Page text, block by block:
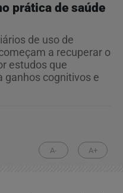
prática de saúde
de uso de
a recuperar o
estudos que
ganhos cognitivos e
A- A+